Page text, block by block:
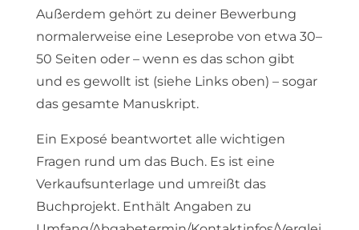
Außerdem gehört zu deiner Bewerbung
normalerweise eine Leseprobe von etwa 30–
50 Seiten oder – wenn es das schon gibt
und es gewollt ist (siehe Links oben) – sogar
das gesamte Manuskript.
Ein Exposé beantwortet alle wichtigen
Fragen rund um das Buch. Es ist eine
Verkaufsunterlage und umreißt das
Buchprojekt. Enthält Angaben zu